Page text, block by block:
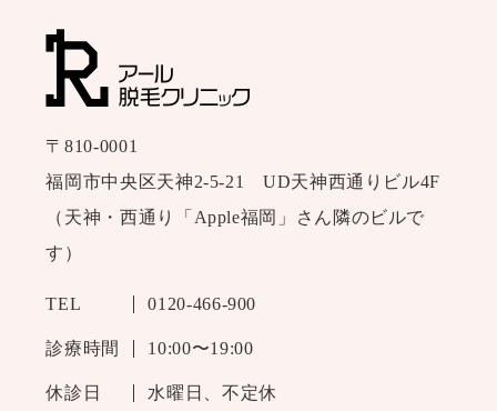
〒810-0001
福岡市中央区天神2-5-21 UD天神西通りビル4F
（天神・西通り「Apple福岡」さん隣のビルで
す）
TEL 0120-466-900
診療時間 10:00〜19:00
休診日 水曜日、不定休